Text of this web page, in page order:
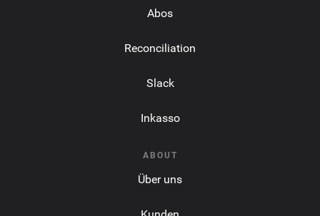
Abos
Reconciliation
Slack
Inkasso
ABOUT
Über uns